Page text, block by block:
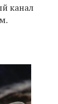
канал